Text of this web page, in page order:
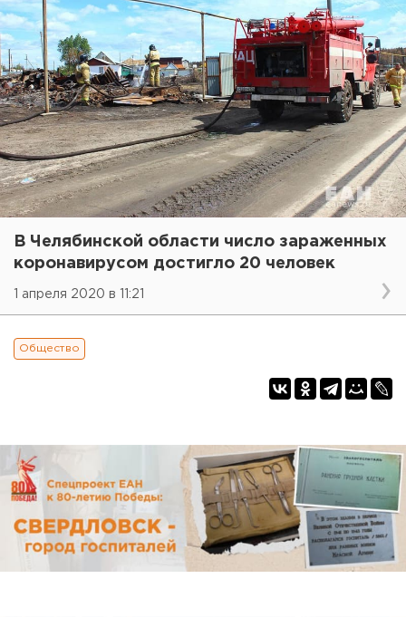
В Челябинской области число зараженных
коронавирусом достигло 20 человек
1 апреля 2020 в 11:21
Общество